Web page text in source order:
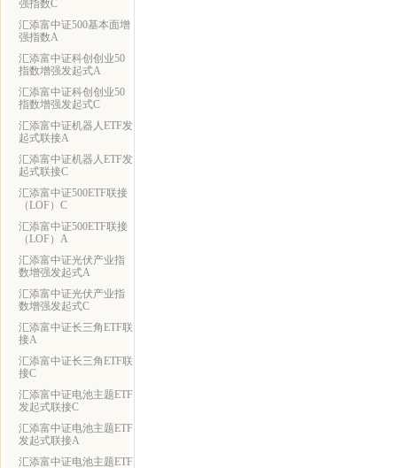
强指数C
汇添富中证500基本面增
强指数A
汇添富中证科创创业50
指数增强发起式A
汇添富中证科创创业50
指数增强发起式C
汇添富中证机器人ETF发
起式联接A
汇添富中证机器人ETF发
起式联接C
汇添富中证500ETF联接
（LOF）C
汇添富中证500ETF联接
（LOF）A
汇添富中证光伏产业指
数增强发起式A
汇添富中证光伏产业指
数增强发起式C
汇添富中证长三角ETF联
接A
汇添富中证长三角ETF联
接C
汇添富中证电池主题ETF
发起式联接C
汇添富中证电池主题ETF
发起式联接A
汇添富中证电池主题ETF